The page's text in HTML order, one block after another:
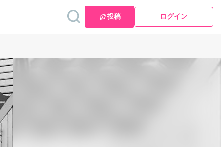
投稿 ログイン